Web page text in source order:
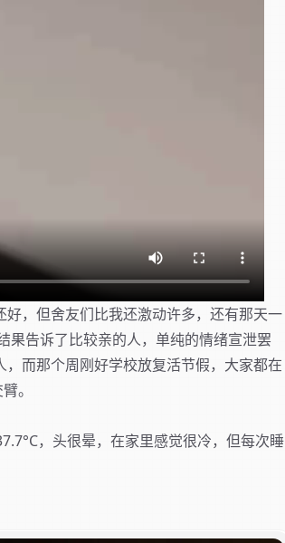
，但舍友们比我还激动许多，还有那天一
果告诉了比较亲的人，单纯的情绪宣泄罢
而那个周刚好学校放复活节假，大家都在
。
，头很晕，在家里感觉很冷，但每次睡